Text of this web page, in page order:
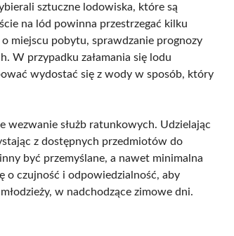
sztuczne lodowiska, które są
na lód powinna przestrzegać kilku
miejscu pobytu, sprawdzanie prognozy
W przypadku załamania się lodu
wydostać się z wody w sposób, który
wezwanie służb ratunkowych. Udzielając
z dostępnych przedmiotów do
być przemyślane, a nawet minimalna
o czujność i odpowiedzialność, aby
w nadchodzące zimowe dni.